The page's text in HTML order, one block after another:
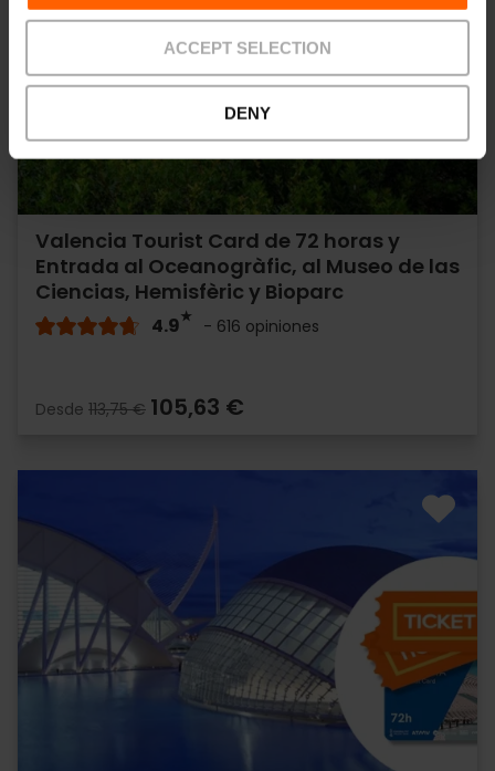
ACCEPT SELECTION
DENY
Valencia Tourist Card de 72 horas y
Entrada al Oceanogràfic, al Museo de las
Ciencias, Hemisfèric y Bioparc
4.9 - 616 opiniones
Desde 113,75 € 105,63 €